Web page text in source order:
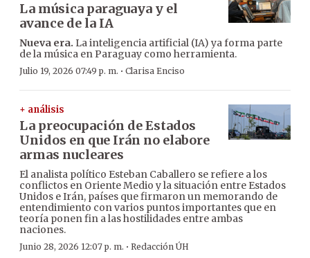
La música paraguaya y el
avance de la IA
Nueva era. La inteligencia artificial (IA) ya forma parte
de la música en Paraguay como herramienta.
Julio 19, 2026 07:49 p. m. · Clarisa Enciso
+ análisis
La preocupación de Estados
Unidos en que Irán no elabore
armas nucleares
El analista político Esteban Caballero se refiere a los
conflictos en Oriente Medio y la situación entre Estados
Unidos e Irán, países que firmaron un memorando de
entendimiento con varios puntos importantes que en
teoría ponen fin a las hostilidades entre ambas
naciones.
Junio 28, 2026 12:07 p. m. · Redacción ÚH